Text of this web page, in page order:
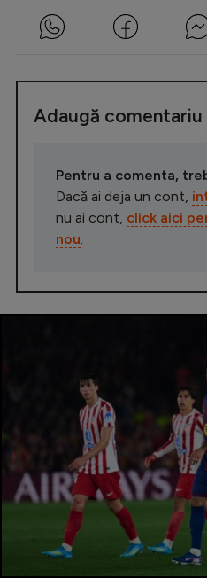
Adaugă comentariu
Pentru a comenta,
Dacă ai deja un cont,
nu ai cont, click aici
nou